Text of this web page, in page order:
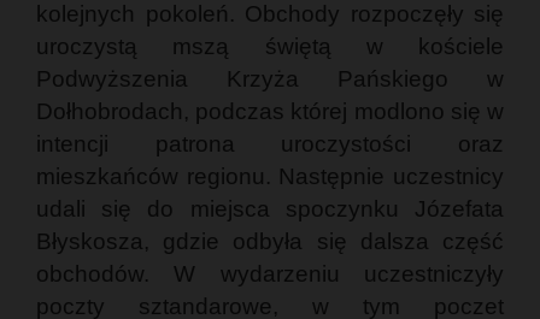
kolejnych pokoleń. Obchody rozpoczęły się
uroczystą mszą świętą w kościele
Podwyższenia Krzyża Pańskiego w
Dołhobrodach, podczas której modlono się w
intencji patrona uroczystości oraz
mieszkańców regionu. Następnie uczestnicy
udali się do miejsca spoczynku Józefata
Błyskosza, gdzie odbyła się dalsza część
obchodów. W wydarzeniu uczestniczyły
poczty sztandarowe, w tym poczet